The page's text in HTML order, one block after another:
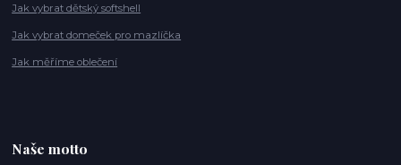
Jak vybrat dětský softshell
Jak vybrat domeček pro mazlíčka
Jak měříme oblečení
Naše motto